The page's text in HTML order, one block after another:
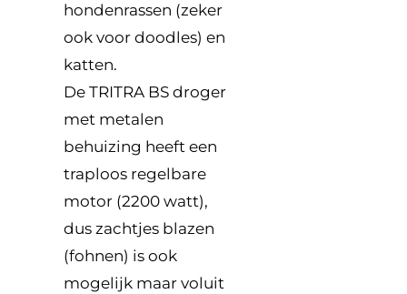
hondenrassen (zeker
ook voor doodles) en
katten.
De TRITRA BS droger
met metalen
behuizing heeft een
traploos regelbare
motor (2200 watt),
dus zachtjes blazen
(fohnen) is ook
mogelijk maar voluit